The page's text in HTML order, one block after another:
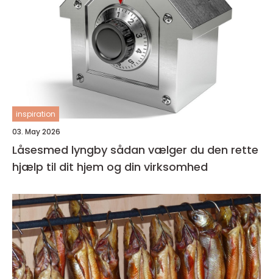
inspiration
03. May 2026
Låsesmed lyngby sådan vælger du den rette
hjælp til dit hjem og din virksomhed